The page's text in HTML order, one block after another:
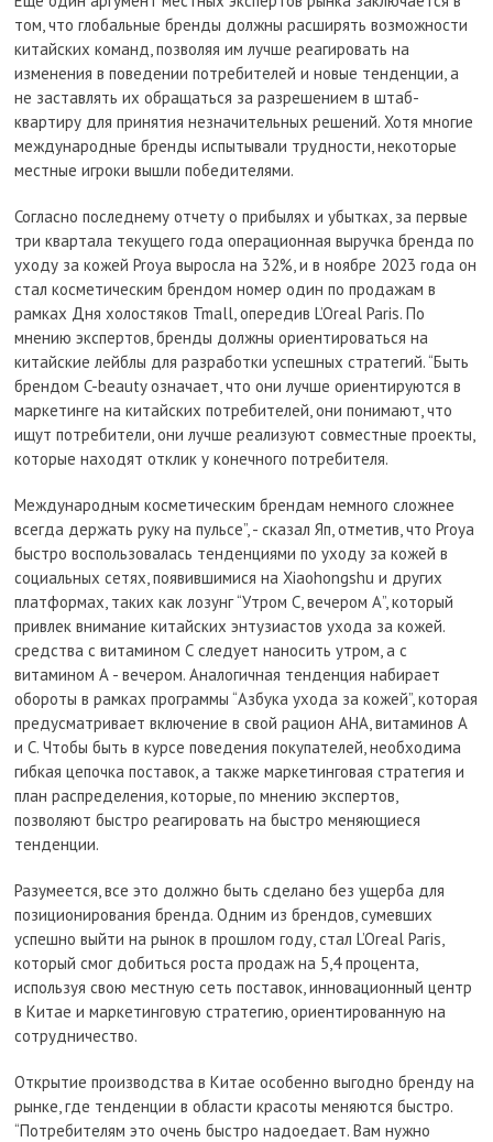
том, что глобальные бренды должны расширять возможности
китайских команд, позволяя им лучше реагировать на
изменения в поведении потребителей и новые тенденции, а
не заставлять их обращаться за разрешением в штаб-
квартиру для принятия незначительных решений. Хотя многие
международные бренды испытывали трудности, некоторые
местные игроки вышли победителями.
Согласно последнему отчету о прибылях и убытках, за первые
три квартала текущего года операционная выручка бренда по
уходу за кожей Proya выросла на 32%, и в ноябре 2023 года он
стал косметическим брендом номер один по продажам в
рамках Дня холостяков Tmall, опередив L’Oreal Paris. По
мнению экспертов, бренды должны ориентироваться на
китайские лейблы для разработки успешных стратегий. “Быть
брендом C-beauty означает, что они лучше ориентируются в
маркетинге на китайских потребителей, они понимают, что
ищут потребители, они лучше реализуют совместные проекты,
которые находят отклик у конечного потребителя.
Международным косметическим брендам немного сложнее
всегда держать руку на пульсе”, - сказал Яп, отметив, что Proya
быстро воспользовалась тенденциями по уходу за кожей в
социальных сетях, появившимися на Xiaohongshu и других
платформах, таких как лозунг “Утром С, вечером А”, который
привлек внимание китайских энтузиастов ухода за кожей.
средства с витамином С следует наносить утром, а с
витамином А - вечером. Аналогичная тенденция набирает
обороты в рамках программы “Азбука ухода за кожей”, которая
предусматривает включение в свой рацион AHA, витаминов А
и С. Чтобы быть в курсе поведения покупателей, необходима
гибкая цепочка поставок, а также маркетинговая стратегия и
план распределения, которые, по мнению экспертов,
позволяют быстро реагировать на быстро меняющиеся
тенденции.
Разумеется, все это должно быть сделано без ущерба для
позиционирования бренда. Одним из брендов, сумевших
успешно выйти на рынок в прошлом году, стал L’Oreal Paris,
который смог добиться роста продаж на 5,4 процента,
используя свою местную сеть поставок, инновационный центр
в Китае и маркетинговую стратегию, ориентированную на
сотрудничество.
Открытие производства в Китае особенно выгодно бренду на
рынке, где тенденции в области красоты меняются быстро.
“Потребителям это очень быстро надоедает. Вам нужно